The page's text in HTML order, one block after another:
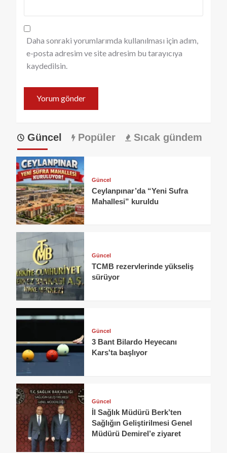
Daha sonraki yorumlarımda kullanılması için adım,
e-posta adresim ve site adresim bu tarayıcıya
kaydedilsin.
Güncel Popüler Sıcak gündem
Güncel
Ceylanpınar’da “Yeni Sufra
Mahallesi” kuruldu
Güncel
TCMB rezervlerinde yükseliş
sürüyor
Güncel
3 Bant Bilardo Heyecanı
Kars'ta başlıyor
Güncel
İl Sağlık Müdürü Berk’ten
Sağlığın Geliştirilmesi Genel
Müdürü Demirel’e ziyaret